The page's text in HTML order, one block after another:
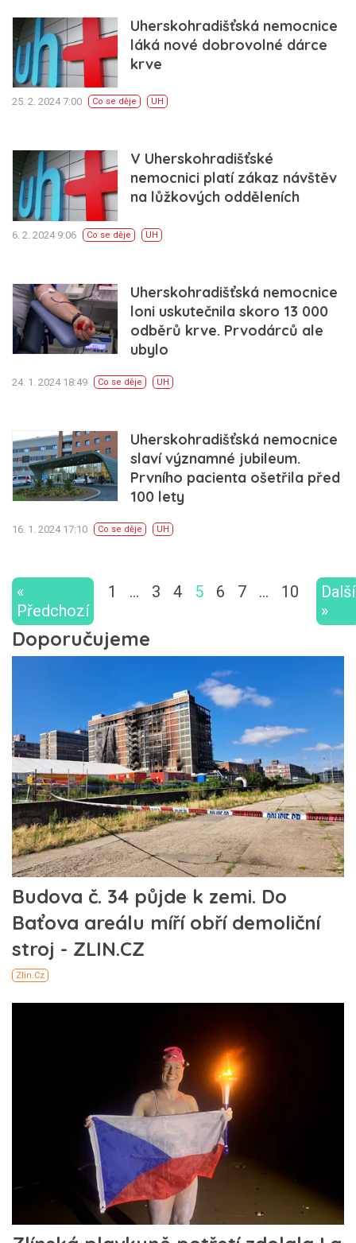
Uherskohradišťská nemocnice
láká nové dobrovolné dárce
krve
25. 2. 2024 7:00 Co se děje UH
V Uherskohradišťské
nemocnici platí zákaz návštěv
na lůžkových odděleních
6. 2. 2024 9:06 Co se děje UH
Uherskohradišťská nemocnice
loni uskutečnila skoro 13 000
odběrů krve. Prvodárců ale
ubylo
24. 1. 2024 18:49 Co se děje UH
Uherskohradišťská nemocnice
slaví významné jubileum.
Prvního pacienta ošetřila před
100 lety
16. 1. 2024 17:10 Co se děje UH
«
Předchozí
1 … 3 4 5 6 7 … 10
Další
»